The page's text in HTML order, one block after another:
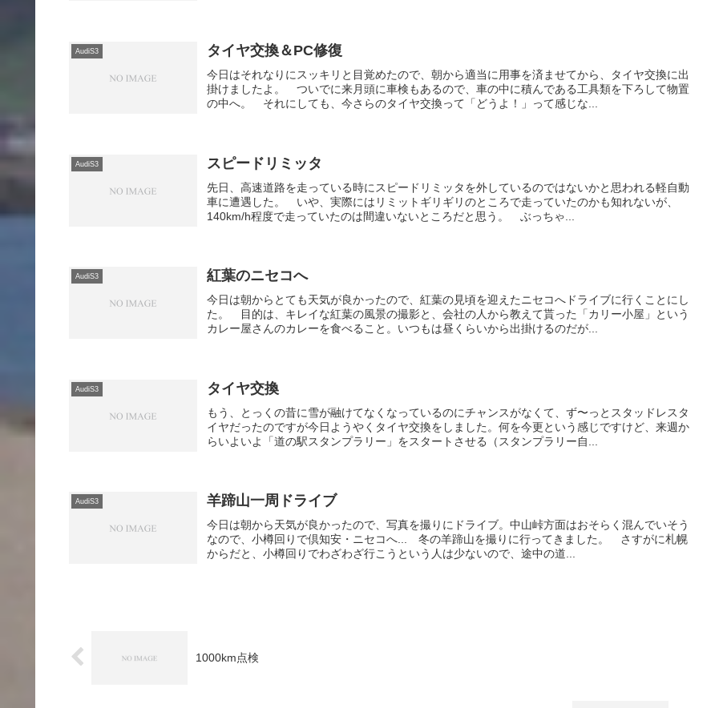
AudiS3 タイヤ交換＆PC修復
今日はそれなりにスッキリと目覚めたので、朝から適当に用事を済ませてから、タイヤ交換に出
掛けましたよ。 ついでに来月頭に車検もあるので、車の中に積んである工具類を下ろして物置
の中へ。 それにしても、今さらのタイヤ交換って「どうよ！」って感じな...
AudiS3 スピードリミッタ
先日、高速道路を走っている時にスピードリミッタを外しているのではないかと思われる軽自動
車に遭遇した。 いや、実際にはリミットギリギリのところで走っていたのかも知れないが、
140km/h程度で走っていたのは間違いないところだと思う。 ぶっちゃ...
AudiS3 紅葉のニセコへ
今日は朝からとても天気が良かったので、紅葉の見頃を迎えたニセコへドライブに行くことにし
た。 目的は、キレイな紅葉の風景の撮影と、会社の人から教えて貰った「カリー小屋」という
カレー屋さんのカレーを食べること。いつもは昼くらいから出掛けるのだが...
AudiS3 タイヤ交換
もう、とっくの昔に雪が融けてなくなっているのにチャンスがなくて、ず〜っとスタッドレスタ
イヤだったのですが今日ようやくタイヤ交換をしました。何を今更という感じですけど、来週か
らいよいよ「道の駅スタンプラリー」をスタートさせる（スタンプラリー自...
AudiS3 羊蹄山一周ドライブ
今日は朝から天気が良かったので、写真を撮りにドライブ。中山峠方面はおそらく混んでいそう
なので、小樽回りで倶知安・ニセコへ... 冬の羊蹄山を撮りに行ってきました。 さすがに札幌
からだと、小樽回りでわざわざ行こうという人は少ないので、途中の道...
1000km点検